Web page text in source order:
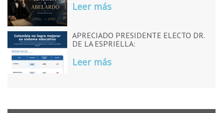
Leer más
APRECIADO PRESIDENTE ELECTO DR.
DE LA ESPRIELLA:
Leer más